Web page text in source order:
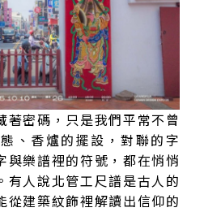
著密碼，只是我們平常不曾
、香爐的擺設，對聯的字
與樂譜裡的符號，都在悄悄
有人說北管工尺譜是古人的
從建築紋飾裡解讀出信仰的